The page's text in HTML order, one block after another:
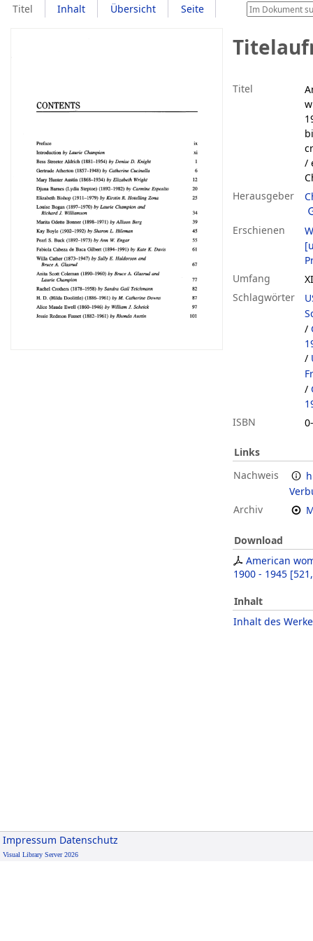
Titel Inhalt Übersicht Seite
Titel
/
Herausgeber
Erschienen
Umfang
Schlagwörter
/
/
/
ISBN
Links
Nachweis
Archiv
Download
American
1900 - 1945 [
Inhalt
Inhalt des
Impressum Datenschutz
Visual Library Server 2026